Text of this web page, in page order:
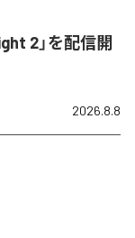
2」を配信開
2026.8.8